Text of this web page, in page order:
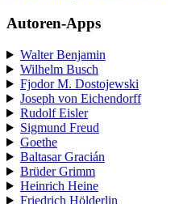
Autoren-Apps
Walter Benjamin
Wilhelm Busch
Fjodor M. Dostojewski
Joseph von Eichendorff
Rudolf Eisler
Sigmund Freud
Goethe
Baltasar Gracián
Brüder Grimm
Heinrich Heine
Friedrich Hölderlin